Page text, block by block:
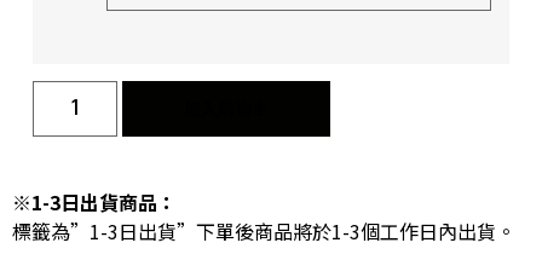
※1-3日出貨商品：
標籤為”1-3日出貨”下單後商品將於1-3個工作日內出貨。